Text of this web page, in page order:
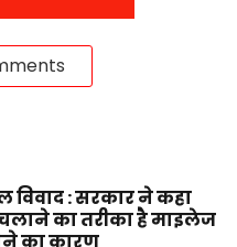
विवाद : सरकार ने कहा
का तरीका है माइलेज